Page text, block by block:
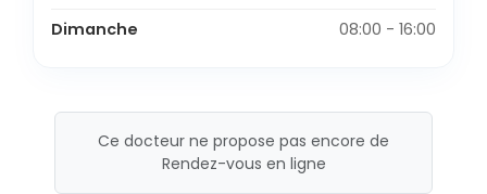
Dimanche
08:00 - 16:00
Ce docteur ne propose pas encore de
Rendez-vous en ligne